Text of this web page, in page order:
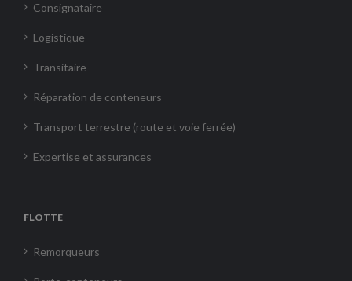
Consignataire
Logistique
Transitaire
Réparation de conteneurs
Transport terrestre (route et voie ferrée)
Expertise et assurances
FLOTTE
Remorqueurs